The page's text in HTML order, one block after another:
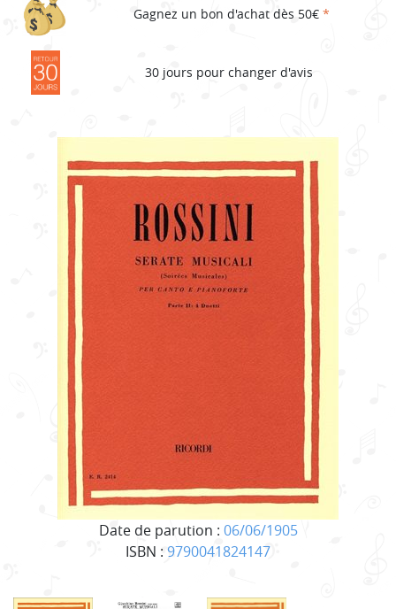
Date de parution : 06/06/1905
ISBN : 9790041824147
Gagnez un bon d'achat dès 50€ *
30 jours pour changer d'avis